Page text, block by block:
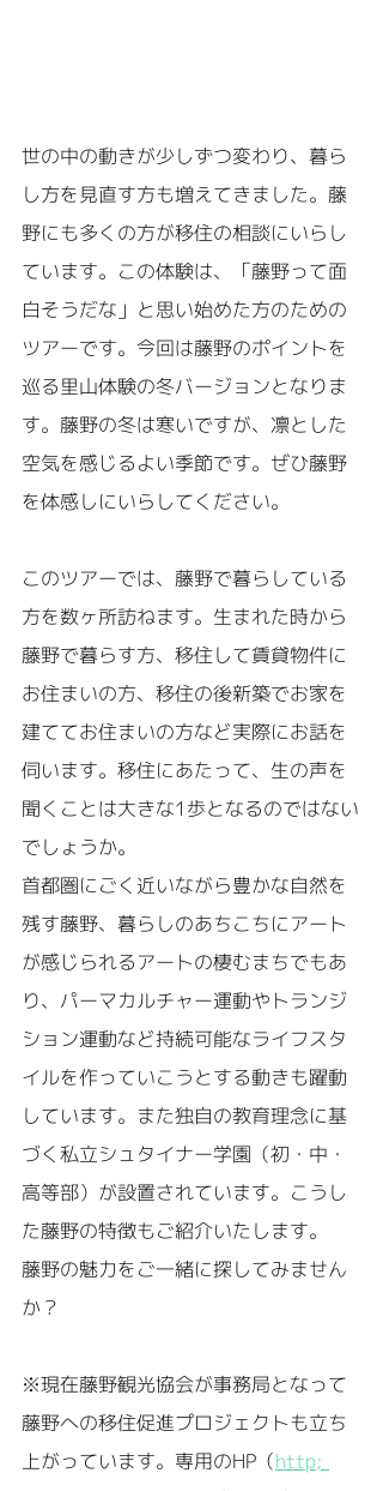
世の中の動きが少しずつ変わり、暮ら
し方を見直す方も増えてきました。藤
野にも多くの方が移住の相談にいらし
ています。この体験は、「藤野って面
白そうだな」と思い始めた方のための
ツアーです。今回は藤野のポイントを
巡る里山体験の冬バージョンとなりま
す。藤野の冬は寒いですが、凛とした
空気を感じるよい季節です。ぜひ藤野
を体感しにいらしてください。
このツアーでは、藤野で暮らしている
方を数ヶ所訪ねます。生まれた時から
藤野で暮らす方、移住して賃貸物件に
お住まいの方、移住の後新築でお家を
建ててお住まいの方など実際にお話を
伺います。移住にあたって、生の声を
聞くことは大きな1歩となるのではない
でしょうか。
首都圏にごく近いながら豊かな自然を
残す藤野、暮らしのあちこちにアート
が感じられるアートの棲むまちでもあ
り、パーマカルチャー運動やトランジ
ション運動など持続可能なライフスタ
イルを作っていこうとする動きも躍動
しています。また独自の教育理念に基
づく私立シュタイナー学園（初・中・
高等部）が設置されています。こうし
た藤野の特徴もご紹介いたします。
藤野の魅力をご一緒に探してみません
か？
※現在藤野観光協会が事務局となって
藤野への移住促進プロジェクトも立ち
上がっています。専用のHP（http;